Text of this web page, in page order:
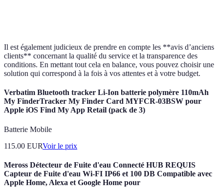
Il est également judicieux de prendre en compte les **avis d’anciens
clients** concernant la qualité du service et la transparence des
conditions. En mettant tout cela en balance, vous pouvez choisir une
solution qui correspond à la fois à vos attentes et à votre budget.
Verbatim Bluetooth tracker Li-Ion batterie polymère 110mAh
My FinderTracker My Finder Card MYFCR-03BSW pour
Apple iOS Find My App Retail (pack de 3)
Batterie Mobile
115.00 EURVoir le prix
Meross Détecteur de Fuite d'eau Connecté HUB REQUIS
Capteur de Fuite d'eau Wi-FI IP66 et 100 DB Compatible avec
Apple Home, Alexa et Google Home pour